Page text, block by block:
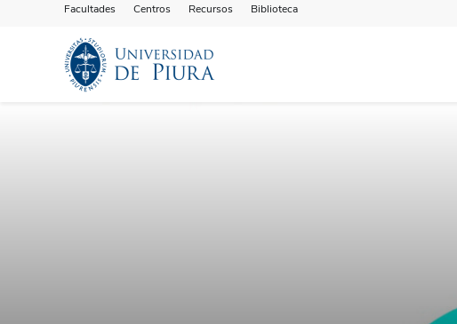
Facultades Centros Recursos Biblioteca